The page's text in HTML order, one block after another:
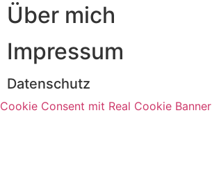
Über mich
Impressum
Datenschutz
Cookie Consent mit Real Cookie Banner